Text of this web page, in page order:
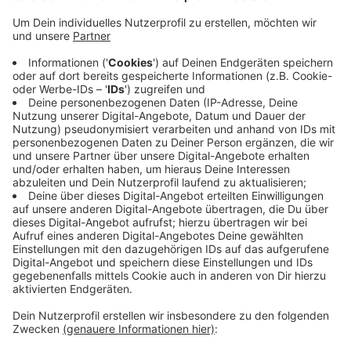
Am frühen Sonntagmorgen war der 40-Jährige in der
Notschlafstelle mit einem 20-Jährigen in Streit
geraten. Es kam zu einer körperlichen
Auseinandersetzung.
Danach hatter er über Schmerzen geklagt und ist ins
Krankenhaus gebracht worden. Dort starb er kurze
Zeit später.
Den 20-Jährigen Kontrahenten konnte die Polizei nach
einer Fahndung festnehmen.
Anzeige